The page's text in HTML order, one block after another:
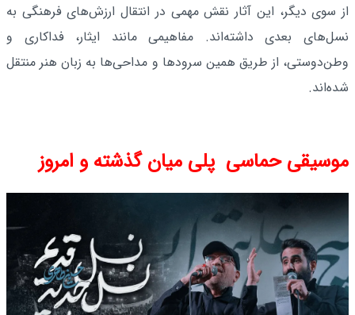
از سوی دیگر، این آثار نقش مهمی در انتقال ارزش‌های فرهنگی به
نسل‌های بعدی داشته‌اند. مفاهیمی مانند ایثار، فداکاری و
وطن‌دوستی، از طریق همین سرودها و مداحی‌ها به زبان هنر منتقل
شده‌اند.
موسیقی حماسی پلی میان گذشته و امروز